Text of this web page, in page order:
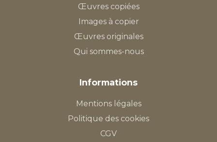
Œuvres copiées
Images à copier
Œuvres originales
Qui sommes-nous
Informations
Mentions légales
Politique des cookies
CGV